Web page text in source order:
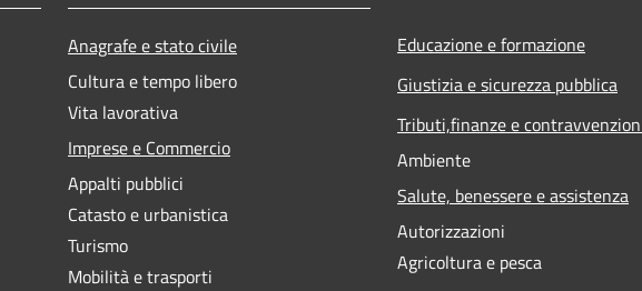
Anagrafe e stato civile
Cultura e tempo libero
Vita lavorativa
Imprese e Commercio
Appalti pubblici
Catasto e urbanistica
Turismo
Mobilità e trasporti
Educazione e formazione
Giustizia e sicurezza pubblica
Tributi,finanze e
Ambiente
Salute, benessere e assistenza
Autorizzazioni
Agricoltura e pesca